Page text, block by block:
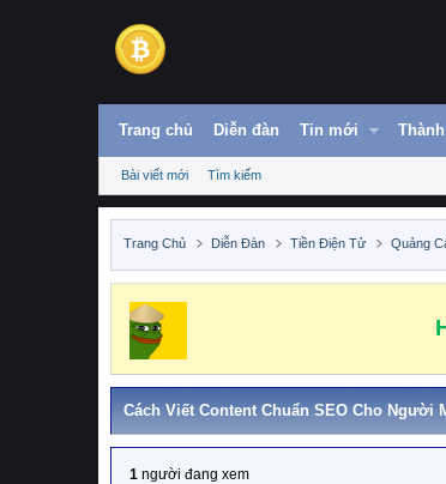
Trang chủ Diễn đàn Tin mới
Bài viết mới Tìm kiếm
Trang Chủ Diễn Đàn Tiền Điện Tử Quảng
Cách Viết Content Chuẩn SEO Cho Người
1 người đang xem